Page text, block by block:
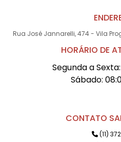
Rua José Jannarelli, 474 - Vila
HORÁRIO DE
Segunda a
Sábado:
CONTATO
(11)